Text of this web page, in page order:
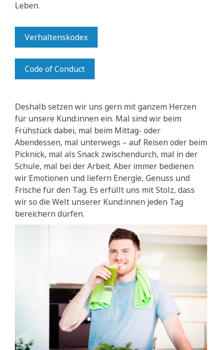
Leben.
Verhaltenskodex
Code of Conduct
Deshalb setzen wir uns gern mit ganzem Herzen
für unsere Kund:innen ein. Mal sind wir beim
Frühstück dabei, mal beim Mittag- oder
Abendessen, mal unterwegs – auf Reisen oder beim
Picknick, mal als Snack zwischendurch, mal in der
Schule, mal bei der Arbeit. Aber immer bedienen
wir Emotionen und liefern Energie, Genuss und
Frische für den Tag. Es erfüllt uns mit Stolz, dass
wir so die Welt unserer Kund:innen jeden Tag
bereichern dürfen.